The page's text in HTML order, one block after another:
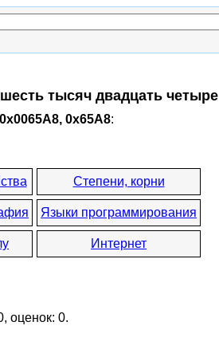
тысяч двадцать четыре
0x65A8:
Степени, корни
Языки программирования
Интернет
, оценок: 0.